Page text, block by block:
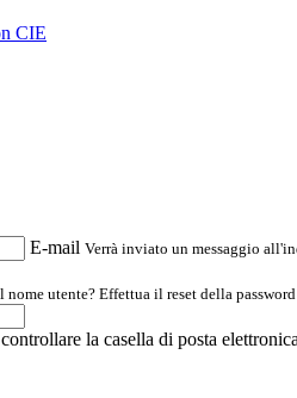
CIE
E-mail Verrà inviato un messaggio
nome utente? Effettua il reset della
la casella di posta